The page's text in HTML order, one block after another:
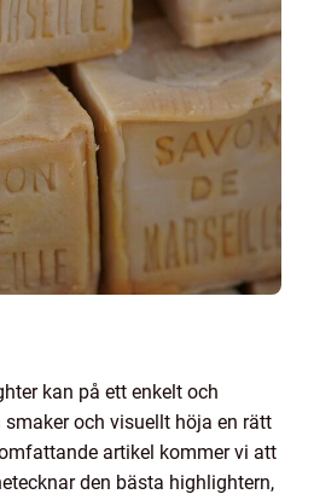
kan på ett enkelt och
och visuellt höja en rätt
artikel kommer vi att
den bästa highlightern,